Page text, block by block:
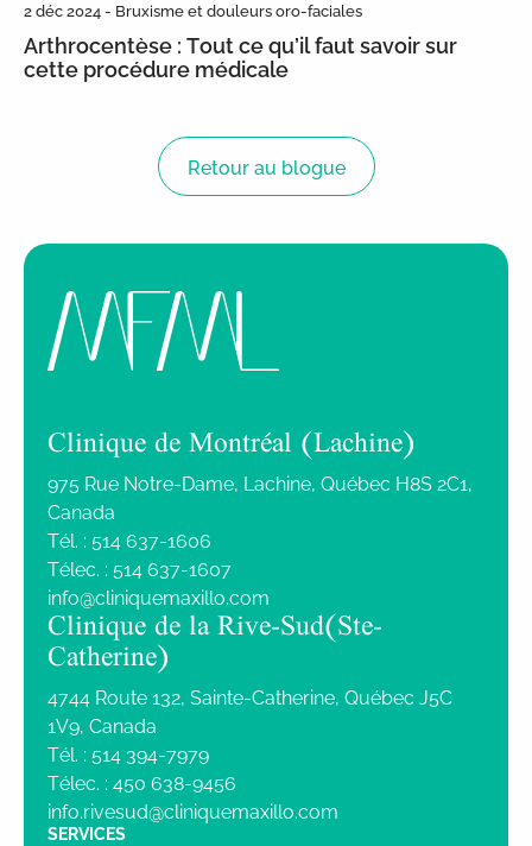
2 déc 2024 - Bruxisme et douleurs oro-faciales
Arthrocentèse : Tout ce qu’il faut savoir sur
cette procédure médicale
Retour au blogue
Clinique de Montréal (Lachine)
975 Rue Notre-Dame, Lachine, Québec H8S 2C1,
Canada
Tél. : 514 637-1606
Télec. : 514 637-1607
info@cliniquemaxillo.com
Clinique de la Rive-Sud (Ste-
Catherine)
4744 Route 132, Sainte-Catherine, Québec J5C
1V9, Canada
Tél. : 514 394-7979
Télec. : 450 638-9456
info.rivesud@cliniquemaxillo.com
SERVICES